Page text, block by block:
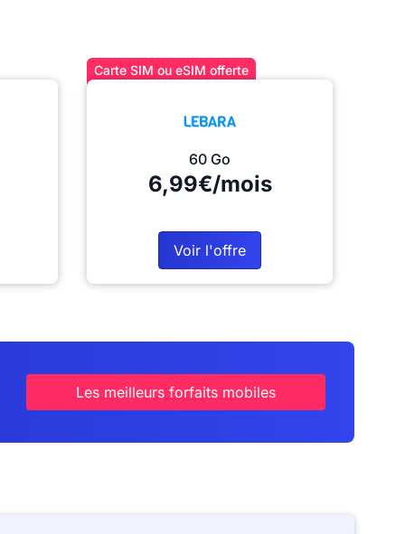
Carte SIM ou eSIM offerte
60 Go
6,99€/mois
Voir l'offre
Les meilleurs forfaits mobiles